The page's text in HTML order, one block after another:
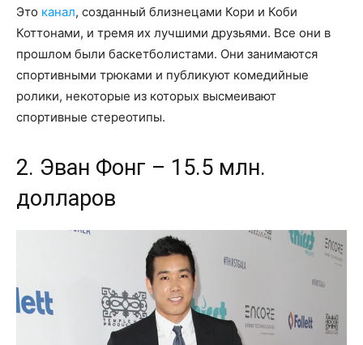
Это канал, созданный близнецами Кори и Коби
Коттонами, и тремя их лучшими друзьями. Все они в
прошлом были баскетболистами. Они занимаются
спортивными трюками и публикуют комедийные
ролики, некоторые из которых высмеивают
спортивные стереотипы.
2. Эван Фонг – 15.5 млн.
долларов